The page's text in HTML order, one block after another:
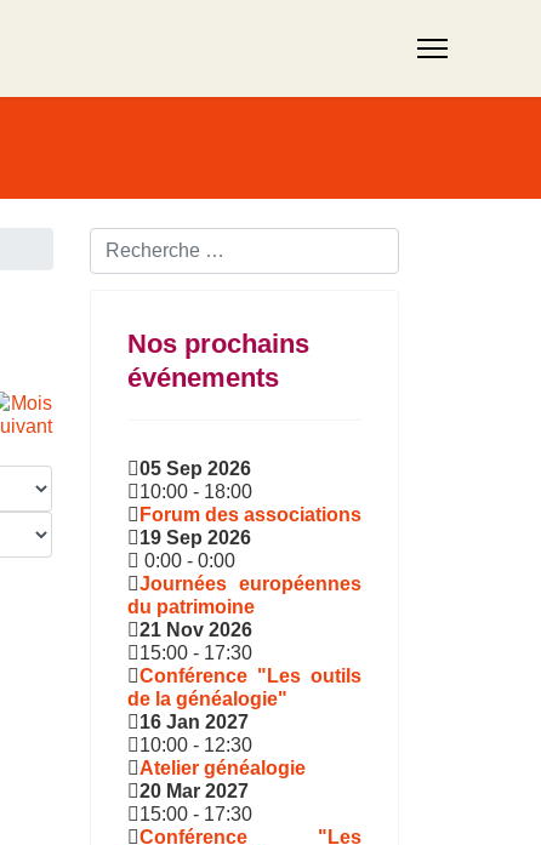
Rechercher ...
Nos prochains
événements
05 Sep 2026
10:00 - 18:00
Forum des associations
19 Sep 2026
0:00 - 0:00
Journées européennes
du patrimoine
21 Nov 2026
15:00 - 17:30
Conférence "Les outils
de la généalogie"
16 Jan 2027
10:00 - 12:30
Atelier généalogie
20 Mar 2027
15:00 - 17:30
Conférence "Les